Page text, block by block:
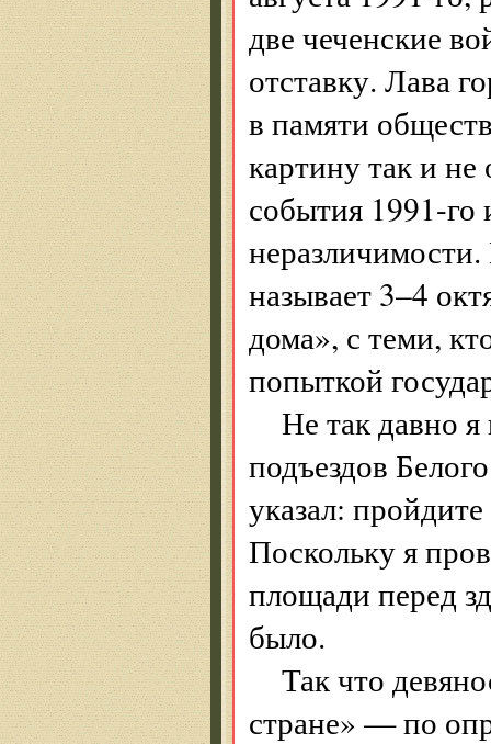
две чечен­ские
отставку. Лава
в памяти
картину так и
события 1991-го
называет 3–4
дома», с теми,
попыткой
Не так давно
подъездов
указал:
Поскольку я
площади перед
было.
Так что
стране» — по